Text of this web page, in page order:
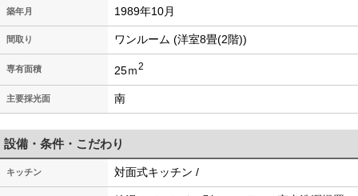
築年月 1989年10月
間取り ワンルーム (洋室8畳(2階))
専有面積 25ｍ2
主要採光面 南
設備・条件・こだわり
キッチン 対面式キッチン /